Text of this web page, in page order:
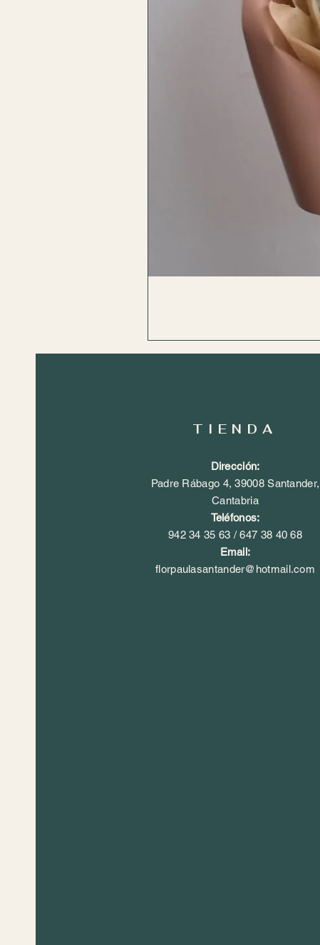
TIENDA
Dirección:
Padre Rábago 4, 39008 Santander,
Cantabria
​Teléfonos:
942 34 35 63 /647 38 40 68
​Email:
florpaulasantander@hotmail.com